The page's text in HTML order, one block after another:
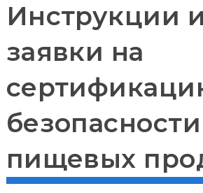
Инструкции
заявки на
безопасности
пищевых